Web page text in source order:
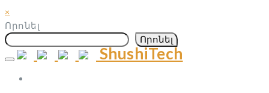
×
Որոնել
Որոնել
Skip
content
ShushiTech